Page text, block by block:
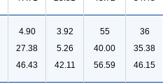
4.90
27.38
46.43
3.92
5.26
42.11
55
40.00
56.59
36
35.38
46.15